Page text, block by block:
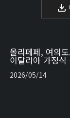
올리페페, 여의
이탈리아 가정
2026/05/14